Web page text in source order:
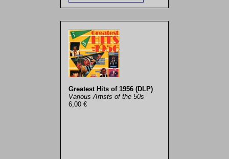
Greatest Hits of 1956 (DLP)
Various Artists of the 50s
6,00 €